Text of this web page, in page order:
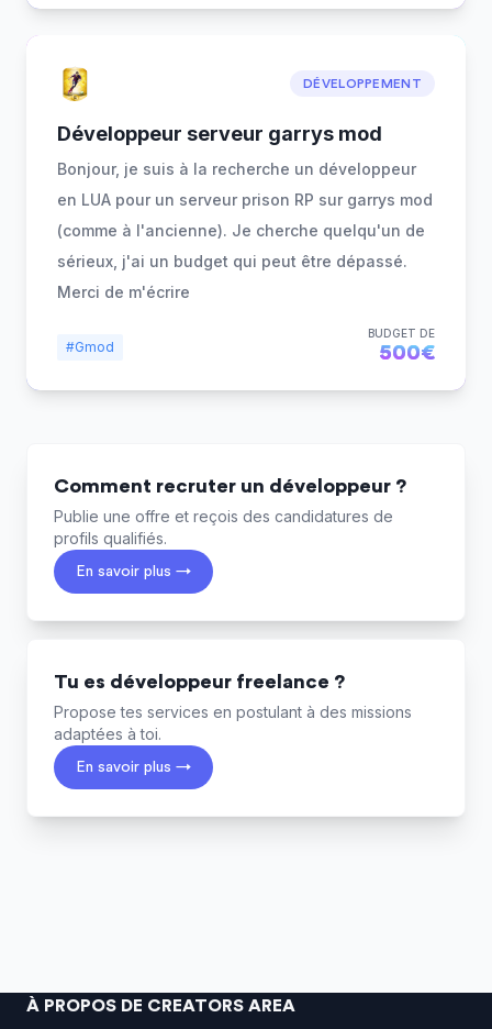
DÉVELOPPEMENT
Développeur serveur garrys mod
Bonjour, je suis à la recherche un développeur
en LUA pour un serveur prison RP sur garrys mod
(comme à l'ancienne). Je cherche quelqu'un de
sérieux, j'ai un budget qui peut être dépassé.
Merci de m'écrire
#Gmod
BUDGET DE
500€
Comment recruter un développeur ?
Publie une offre et reçois des candidatures de
profils qualifiés.
En savoir plus →
Tu es développeur freelance ?
Propose tes services en postulant à des missions
adaptées à toi.
En savoir plus →
À PROPOS DE CREATORS AREA